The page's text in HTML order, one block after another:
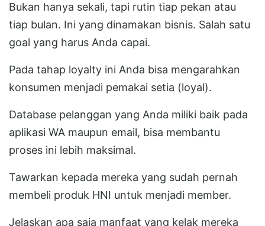
Bukan hanya sekali, tapi rutin tiap pekan atau
tiap bulan. Ini yang dinamakan bisnis. Salah satu
goal yang harus Anda capai.
Pada tahap loyalty ini Anda bisa mengarahkan
konsumen menjadi pemakai setia (loyal).
Database pelanggan yang Anda miliki baik pada
aplikasi WA maupun email, bisa membantu
proses ini lebih maksimal.
Tawarkan kepada mereka yang sudah pernah
membeli produk HNI untuk menjadi member.
Jelaskan apa saja manfaat yang kelak mereka